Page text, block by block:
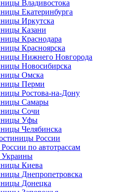
Владивостока
Екатеринбурга
Иркутска
Казани
Краснодара
Красноярска
Нижнего Новгорода
Новосибирска
Омска
Перми
Ростова-на-Дону
Самары
Сочи
Уфы
Челябинска
России
по автотрассам
Украины
Киева
Днепропетровска
Донецка